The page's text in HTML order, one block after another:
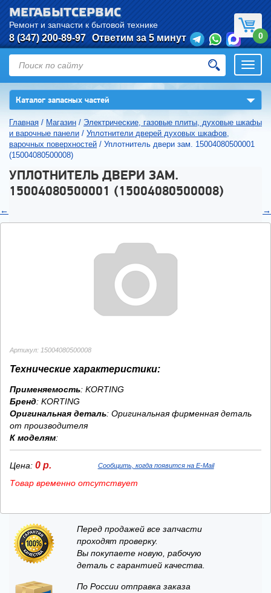
МЕГАБЫТСЕРВИС
Ремонт и запчасти к бытовой технике
8 (347) 200-89-97 Ответим за 5 минут 0
Каталог запасных частей ▼
Главная / Магазин / Электрические, газовые плиты, духовые шкафы
и варочные панели / Уплотнители дверей духовых шкафов,
варочных поверхностей / Уплотнитель двери зам. 15004080500001
(15004080500008)
УПЛОТНИТЕЛЬ ДВЕРИ ЗАМ.
15004080500001 (15004080500008)
← →
Артикул: 15004080500008
Технические характеристики:
Применяемость: KORTING
Бренд: KORTING
Оригинальная деталь: Оригинальная фирменная деталь
от производителя
К моделям:
Цена: 0 р. Сообщить, когда появится на E-Mail
Товар временно отсутствует
Перед продажей все запчасти
проходят проверку.
Вы покупаете новую, рабочую
деталь с гарантией качества.
По России отправка заказа